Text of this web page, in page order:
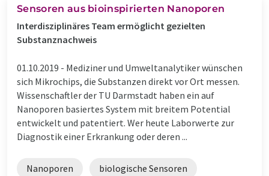
Sensoren aus bioinspirierten Nanoporen
Interdisziplinäres Team ermöglicht gezielten
Substanznachweis
01.10.2019 - Mediziner und Umweltanalytiker wünschen
sich Mikrochips, die Substanzen direkt vor Ort messen.
Wissenschaftler der TU Darmstadt haben ein auf
Nanoporen basiertes System mit breitem Potential
entwickelt und patentiert. Wer heute Laborwerte zur
Diagnostik einer Erkrankung oder deren ...
Nanoporen biologische Sensoren